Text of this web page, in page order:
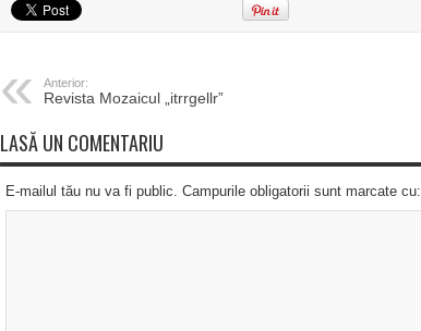
Anterior:
Revista Mozaicul „itrrgellr”
LASĂ UN COMENTARIU
E-mailul tău nu va fi public. Campurile obligatorii sunt marcate cu: